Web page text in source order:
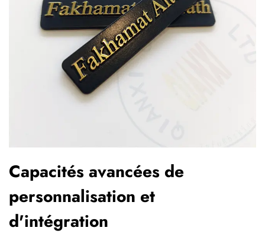
Capacités avancées de
personnalisation et
d'intégration